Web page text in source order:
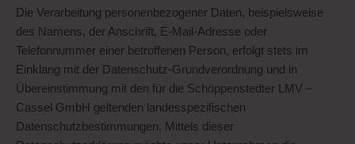
Die Verarbeitung personenbezogener Daten, beispielsweise
des Namens, der Anschrift, E-Mail-Adresse oder
Telefonnummer einer betroffenen Person, erfolgt stets im
Einklang mit der Datenschutz-Grundverordnung und in
Übereinstimmung mit den für die Schöppenstedter LMV –
Cassel GmbH geltenden landesspezifischen
Datenschutzbestimmungen. Mittels dieser